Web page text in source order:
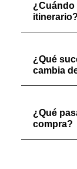
¿Cuándo
itinerario?
¿Qué
cambia
¿Qué
compra?